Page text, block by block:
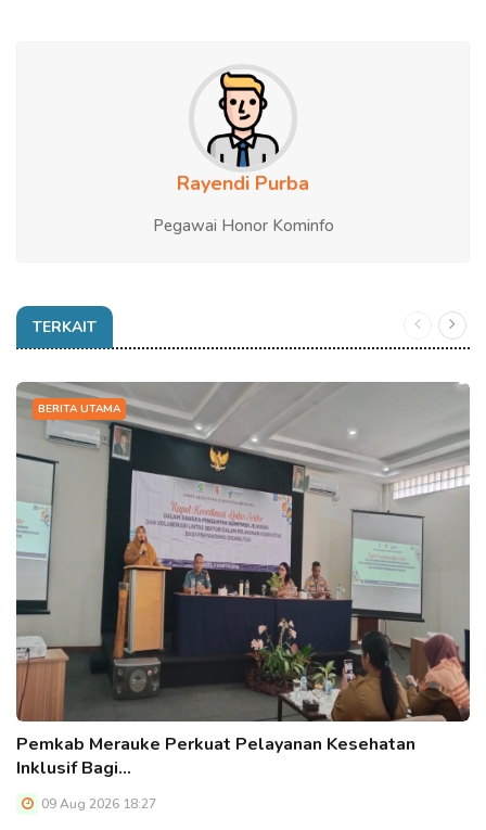
Rayendi Purba
Pegawai Honor Kominfo
TERKAIT
BERITA UTAMA
Pemkab Merauke Perkuat Pelayanan Kesehatan
Inklusif Bagi…
09 Aug 2026 18:27